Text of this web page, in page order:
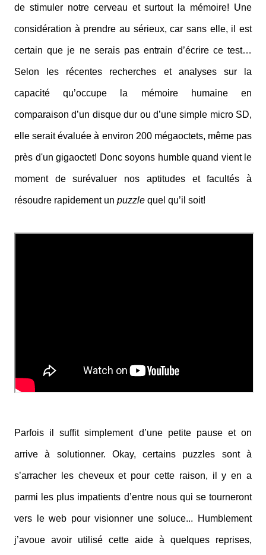
de stimuler notre cerveau et surtout la mémoire! Une
considération à prendre au sérieux, car sans elle, il est
certain que je ne serais pas entrain d’écrire ce test…
Selon les récentes recherches et analyses sur la
capacité qu’occupe la mémoire humaine en
comparaison d’un disque dur ou d’une simple micro SD,
elle serait évaluée à environ 200 mégaoctets, même pas
près d'un gigaoctet! Donc soyons humble quand vient le
moment de surévaluer nos aptitudes et facultés à
résoudre rapidement un puzzle quel qu’il soit!
Parfois il suffit simplement d’une petite pause et on
arrive à solutionner. Okay, certains puzzles sont à
s’arracher les cheveux et pour cette raison, il y en a
parmi les plus impatients d’entre nous qui se tourneront
vers le web pour visionner une soluce... Humblement
j’avoue avoir utilisé cette aide à quelques reprises,